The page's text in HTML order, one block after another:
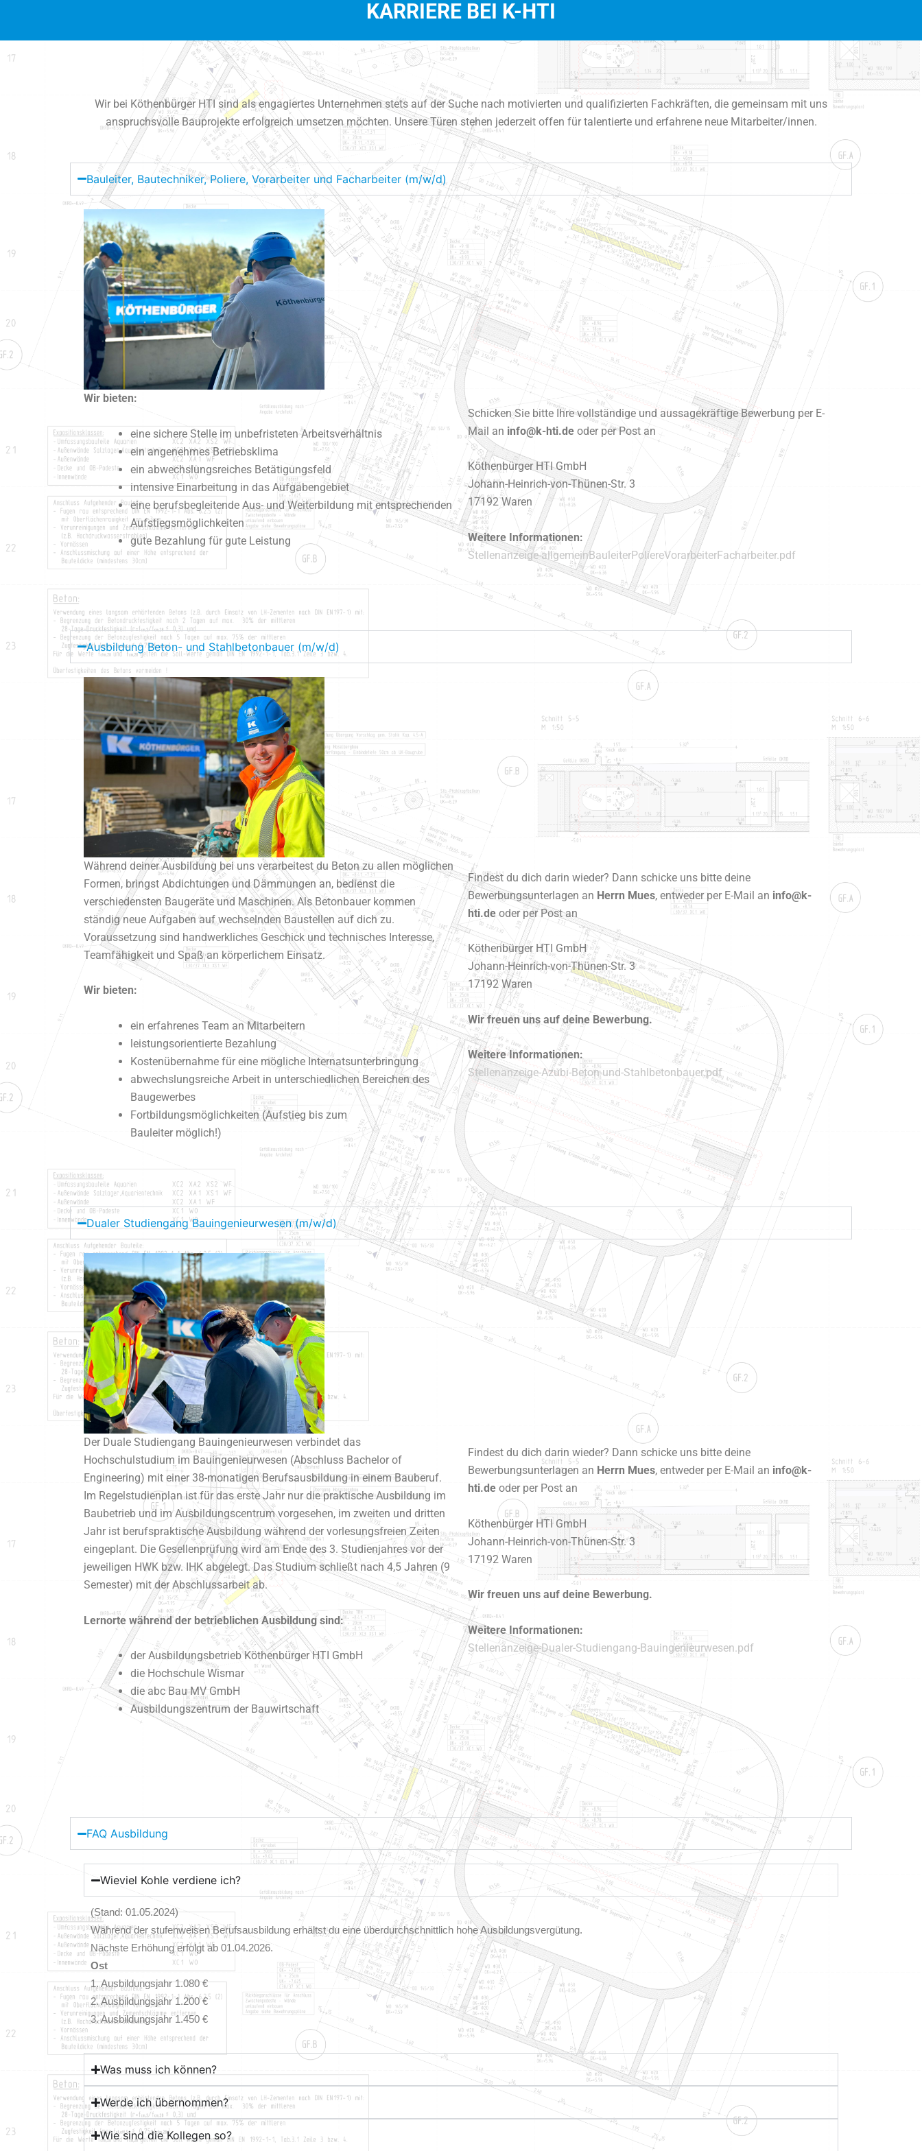
KARRIERE BEI K-HTI
Wir bei Köthenbürger HTI sind als engagiertes Unternehmen stets auf der Suche nach motivierten und qualifizierten Fachkräften, die gemeinsam mit uns
anspruchsvolle Bauprojekte erfolgreich umsetzen möchten. Unsere Türen stehen jederzeit offen für talentierte und erfahrene neue Mitarbeiter/innen.
Bauleiter, Bautechniker, Poliere, Vorarbeiter und Facharbeiter (m/w/d)
Wir bieten:
eine sichere Stelle im unbefristeten Arbeitsverhältnis
ein angenehmes Betriebsklima
ein abwechslungsreiches Betätigungsfeld
intensive Einarbeitung in das Aufgabengebiet
eine berufsbegleitende Aus- und Weiterbildung mit entsprechenden
Aufstiegsmöglichkeiten
gute Bezahlung für gute Leistung
Schicken Sie bitte Ihre vollständige und aussagekräftige Bewerbung per E-
Mail an info@k-hti.de oder per Post an
Köthenbürger HTI GmbH
Johann-Heinrich-von-Thünen-Str. 3
17192 Waren
Weitere Informationen:
Stellenanzeige-allgemeinBauleiterPoliereVorarbeiterFacharbeiter.pdf
Ausbildung Beton- und Stahlbetonbauer (m/w/d)
Während deiner Ausbildung bei uns verarbeitest du Beton zu allen möglichen
Formen, bringst Abdichtungen und Dämmungen an, bedienst die
verschiedensten Baugeräte und Maschinen. Als Betonbauer kommen
ständig neue Aufgaben auf wechselnden Baustellen auf dich zu.
Voraussetzung sind handwerkliches Geschick und technisches Interesse,
Teamfähigkeit und Spaß an körperlichem Einsatz.
Wir bieten:
ein erfahrenes Team an Mitarbeitern
leistungsorientierte Bezahlung
Kostenübernahme für eine mögliche Internatsunterbringung
abwechslungsreiche Arbeit in unterschiedlichen Bereichen des
Baugewerbes
Fortbildungsmöglichkeiten (Aufstieg bis zum
Bauleiter möglich!)
Findest du dich darin wieder? Dann schicke uns bitte deine
Bewerbungsunterlagen an Herrn Mues, entweder per E-Mail an info@k-
hti.de oder per Post an
Köthenbürger HTI GmbH
Johann-Heinrich-von-Thünen-Str. 3
17192 Waren
Wir freuen uns auf deine Bewerbung.
Weitere Informationen:
Stellenanzeige-Azubi-Beton-und-Stahlbetonbauer.pdf
Dualer Studiengang Bauingenieurwesen (m/w/d)
Der Duale Studiengang Bauingenieurwesen verbindet das
Hochschulstudium im Bauingenieurwesen (Abschluss Bachelor of
Engineering) mit einer 38-monatigen Berufsausbildung in einem Bauberuf.
Im Regelstudienplan ist für das erste Jahr nur die praktische Ausbildung im
Baubetrieb und im Ausbildungscentrum vorgesehen, im zweiten und dritten
Jahr ist berufspraktische Ausbildung während der vorlesungsfreien Zeiten
eingeplant. Die Gesellenprüfung wird am Ende des 3. Studienjahres vor der
jeweiligen HWK bzw. IHK abgelegt. Das Studium schließt nach 4,5 Jahren (9
Semester) mit der Abschlussarbeit ab.
Lernorte während der betrieblichen Ausbildung sind:
der Ausbildungsbetrieb Köthenbürger HTI GmbH
die Hochschule Wismar
die abc Bau MV GmbH
Ausbildungszentrum der Bauwirtschaft
Findest du dich darin wieder? Dann schicke uns bitte deine
Bewerbungsunterlagen an Herrn Mues, entweder per E-Mail an info@k-
hti.de oder per Post an
Köthenbürger HTI GmbH
Johann-Heinrich-von-Thünen-Str. 3
17192 Waren
Wir freuen uns auf deine Bewerbung.
Weitere Informationen:
Stellenanzeige-Dualer-Studiengang-Bauingenieurwesen.pdf
FAQ Ausbildung
Wieviel Kohle verdiene ich?
(Stand: 01.05.2024)
Während der stufenweisen Berufsausbildung erhältst du eine überdurchschnittlich hohe Ausbildungsvergütung.
Nächste Erhöhung erfolgt ab 01.04.2026.
Ost
1. Ausbildungsjahr 1.080 €
2. Ausbildungsjahr 1.200 €
3. Ausbildungsjahr 1.450 €
Was muss ich können?
Werde ich übernommen?
Wie sind die Kollegen so?